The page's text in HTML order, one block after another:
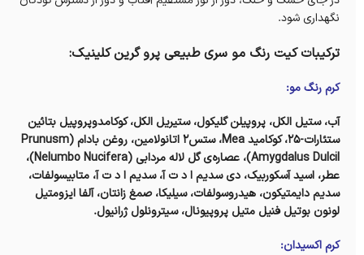
نگهداری شود.
ترکیبات کيت رنگ مو سری طبیعی پرو گرين کلینیک:
کرم رنگ مو:
آب، ستیل الکل، پروپیلن گلیکول، ستیریل الکل، کوکامدوپروپیل بتائین
ستئارات-۲۵، کوکامید Mea، ستس۲ اتانولامین، روغن بادام (Prunusm
Amygdalus Dulcil)، عصاره‌ی گل لاله مردابی (Nelumbo Nucifera)،
عطر، اسید آسکوربیک، دی سدیم ا‌ د ت آ، سدیم ا‌ د ت آ، متابیسولفات،
سدیم دایمتیکون، هیدروسولفات، سیلیکا، صمغ زانتان، آلفا ایزومتیل
لونون بوتیل فنیل متیل پروپیونال، سیترونلول ژرانیول‌.
کرم اکسیدان: